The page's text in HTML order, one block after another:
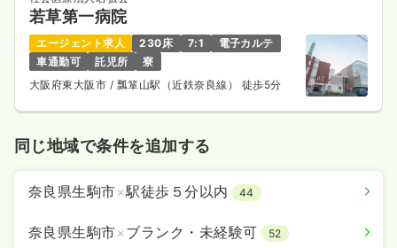
若草第一病院
エージェント求人 230床 7:1
電子カルテ
車通勤可
託児所
寮
大阪府東大阪市 / 瓢箪山駅（近鉄奈良線） 徒歩5分
同じ地域で条件を追加する
奈良県生駒市×駅徒歩５分以内 44
奈良県生駒市×ブランク・未経験可 52